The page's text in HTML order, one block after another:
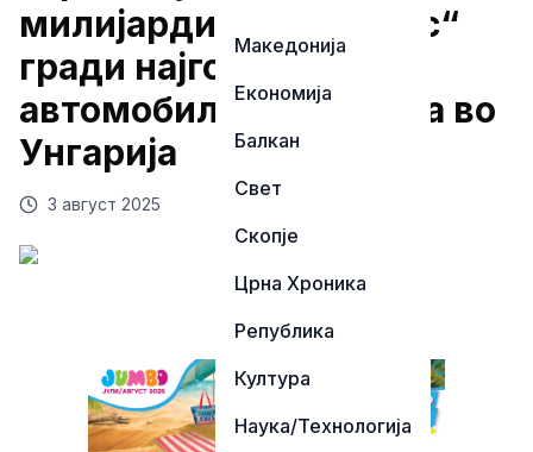
Македонија
Економија
Балкан
Свет
Скопје
Црна Хроника
Република
Култура
Наука/Технологија
милијарди: „Мерцедес“
гради најголема
автомобилска фабрика во
Унгарија
3 август 2025